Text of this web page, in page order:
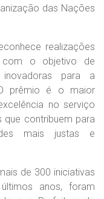
das Nações
realizações
com o objetivo de
para a
prêmio é o maior
no serviço
contribuem para
mais justas e
de 300 iniciativas
anos, foram